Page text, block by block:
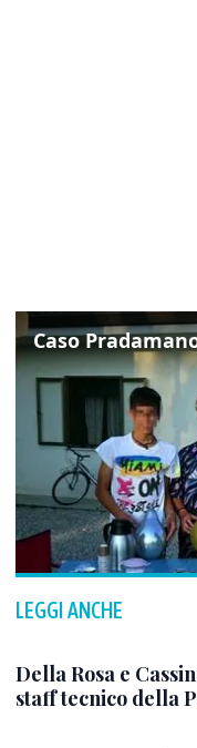
LEGGI ANCHE
Della Rosa e
staff tecnico della